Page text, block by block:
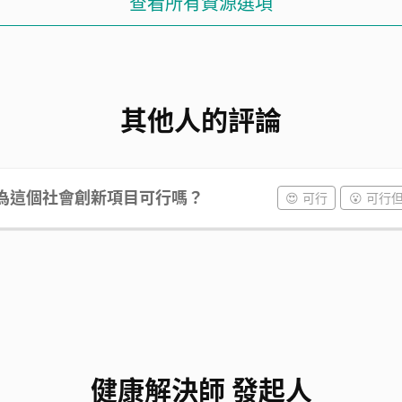
其他人的評論
這個社會創新項目可行嗎？ 😍 可行 😮 可行
健康解決師 發起人